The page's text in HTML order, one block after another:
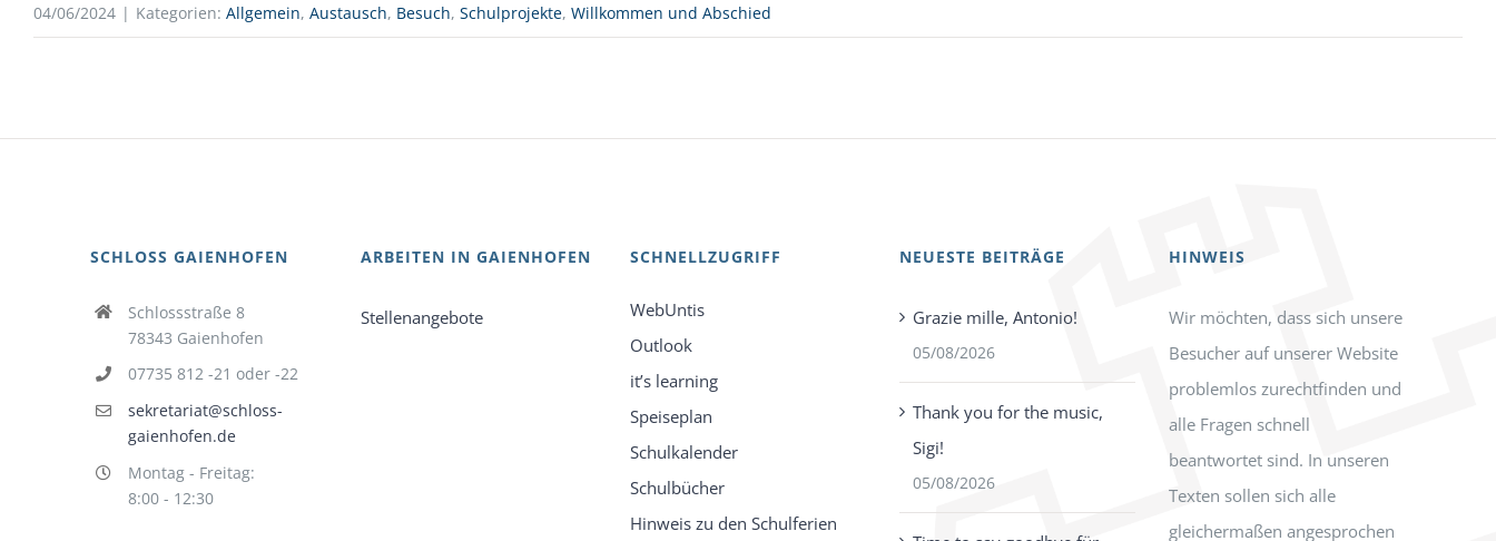
04/06/2024 | Kategorien: Allgemein, Austausch, Besuch, Schulprojekte, Willkommen und Abschied
SCHLOSS GAIENHOFEN
Schlossstraße 8
78343 Gaienhofen
07735 812 -21 oder -22
sekretariat@schloss-
gaienhofen.de
Montag - Freitag:
8:00 - 12:30
ARBEITEN IN GAIENHOFEN
Stellenangebote
SCHNELLZUGRIFF
WebUntis
Outlook
it’s learning
Speiseplan
Schulkalender
Schulbücher
Hinweis zu den Schulferien
NEUESTE BEITRÄGE
Grazie mille, Antonio!
05/08/2026
Thank you for the music,
Sigi!
05/08/2026
HINWEIS
Wir möchten, dass sich unsere
Besucher auf unserer Website
problemlos zurechtfinden und
alle Fragen schnell
beantwortet sind. In unseren
Texten sollen sich alle
gleichermaßen angesprochen